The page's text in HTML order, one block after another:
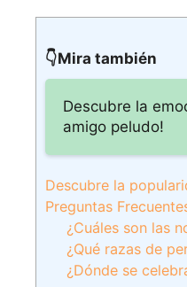
👇Mira también
Descubre la
amigo peludo!
Descubre la
Preguntas
¿Cuáles son las
¿Qué razas de
¿Dónde se